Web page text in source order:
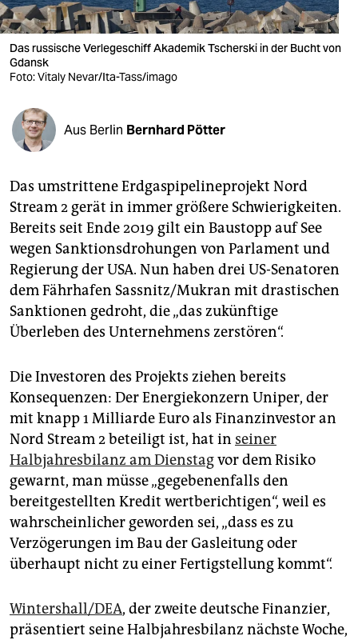
verlag
veranstaltungen
shop
fragen & hilfe
unterstützen
genossenschaft
epaper login
Das russische Verlegeschiff Akademik Tscherski in der Bucht von
Gdansk
Foto: Vitaly Nevar/Ita-Tass/imago
Aus Berlin Bernhard Pötter
Das umstrittene Erdgaspipelineprojekt Nord
Stream 2 gerät in immer größere Schwierigkeiten.
Bereits seit Ende 2019 gilt ein Baustopp auf See
wegen Sanktionsdrohungen von Parlament und
Regierung der USA. Nun haben drei US-Senatoren
dem Fährhafen Sassnitz/Mukran mit drastischen
Sanktionen gedroht, die „das zukünftige
Überleben des Unternehmens zerstören“.
Die Investoren des Projekts ziehen bereits
Konsequenzen: Der Energiekonzern Uniper, der
mit knapp 1 Milliarde Euro als Finanzinvestor an
Nord Stream 2 beteiligt ist, hat in seiner
Halbjahresbilanz am Dienstagvor dem Risiko
gewarnt, man müsse „gegebenenfalls den
bereitgestellten Kredit wertberichtigen“, weil es
wahrscheinlicher geworden sei, „dass es zu
Verzögerungen im Bau der Gasleitung oder
überhaupt nicht zu einer Fertigstellung kommt“.
Wintershall/DEA, der zweite deutsche Finanzier,
präsentiert seine Halbjahresbilanz nächste Woche,